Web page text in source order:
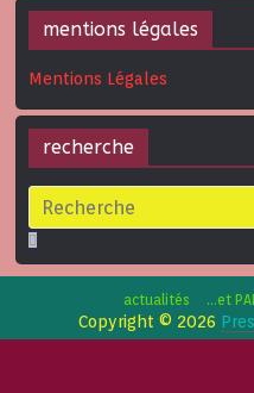
mentions légales
Mentions Légales
recherche
actualités …et
Copyright © 2026